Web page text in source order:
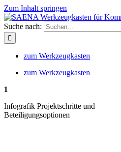
Zum Inhalt springen
Suche nach:
zum Werkzeugkasten
zum Werkzeugkasten
1
Infografik Projektschritte und
Beteiligungsoptionen